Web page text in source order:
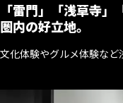
「雷門」「浅草寺
圏内の好立地。
文化体験やグルメ体験など